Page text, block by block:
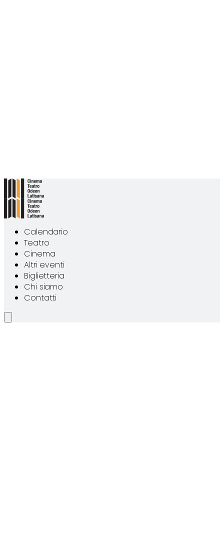
Calendario
Teatro
Cinema
Altri eventi
Biglietteria
Chi siamo
Contatti